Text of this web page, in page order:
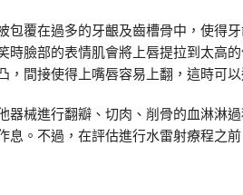
包覆在過多的牙齦及齒槽骨中，使得
時臉部的表情肌會將上唇提拉到太高
，間接使得上嘴唇容易上翻，這時可
器械進行翻瓣、切肉、削骨的血淋淋
息。不過，在評估進行水雷射療程之